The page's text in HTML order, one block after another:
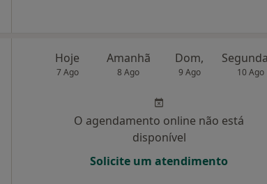
Hoje
7 Ago
Amanhã
8 Ago
Dom,
9 Ago 10 Ago
O agendamento online não está
disponível
Solicite um atendimento